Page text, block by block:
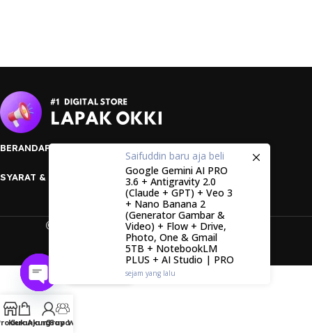
BERANDAPRODUK
SYARAT & KETENTUAN
LAPAK OKKI . Hak cipta berlaku
Keranjang
Akun Saya
Grup WA
Saifuddin baru aja beli
Google Gemini AI PRO
3.6 + Antigravity 2.0
(Claude + GPT) + Veo 3
+ Nano Banana 2
(Generator Gambar &
Video) + Flow + Drive,
Photo, One & Gmail
5TB + NotebookLM
PLUS + AI Studio | PRO
sejam yang lalu
Open
chaty